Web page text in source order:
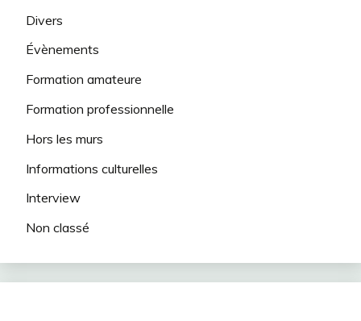
Divers
Évènements
Formation amateure
Formation professionnelle
Hors les murs
Informations culturelles
Interview
Non classé